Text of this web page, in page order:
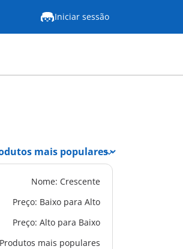
Iniciar sessão
Nome: Crescente
Preço: Baixo para Alto
Preço: Alto para Baixo
Produtos mais populares
com cavalos